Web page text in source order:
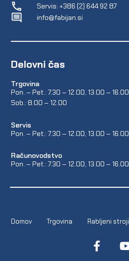
Servis: +386 (2) 644 92 87
info@fabijan.si
Delovni čas
Trgovina
Pon. – Pet.: 7.30 – 12.00, 13.00 – 16.00
Sob.: 8.00 – 12.00
Servis
Pon. – Pet.: 7.30 – 12.00, 13.00 – 16.00
Računovodstvo
Pon. – Pet.: 7.30 – 12.00, 13.00 – 16.00
Domov Trgovina Rabljeni stroji